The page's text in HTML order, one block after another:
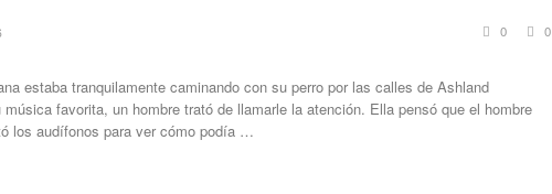
0 0
estaba tranquilamente caminando con su perro por las calles de Ashland
favorita, un hombre trató de llamarle la atención. Ella pensó que el hombre
los audífonos para ver cómo podía …